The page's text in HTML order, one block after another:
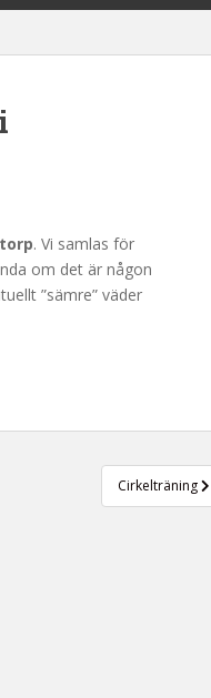
. Vi samlas för
om det är någon
”sämre” väder
Cirkelträning